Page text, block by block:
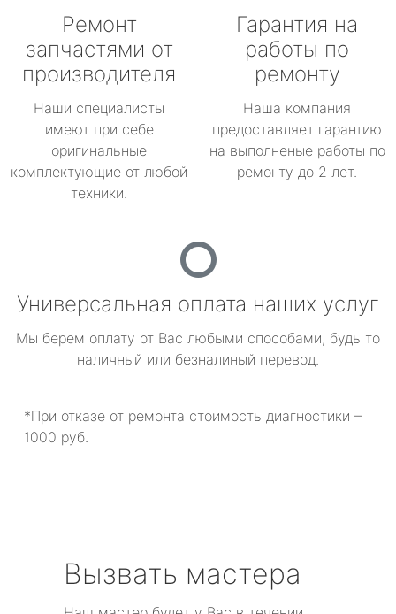
Ремонт
запчастями от
производителя
Наши специалисты
имеют при себе
оригинальные
комплектующие от любой
техники.
Гарантия на
работы по
ремонту
Наша компания
предоставляет гарантию
на выполненые работы по
ремонту до 2 лет.
Универсальная оплата наших услуг
Мы берем оплату от Вас любыми способами, будь то
наличный или безналиный перевод.
*При отказе от ремонта стоимость диагностики –
1000 руб.
Вызвать мастера